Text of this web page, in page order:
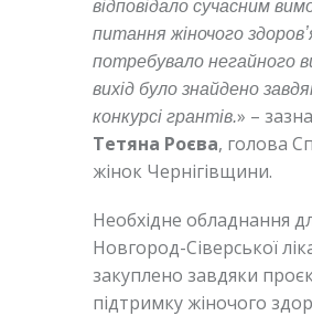
відповідало сучасним
питання жіночого
потребувало негайного
вихід було знайдено
конкурсі грантів.» –
Тетяна Роєва, голова
жінок Чернігівщини.
Необхідне обладнання
Новгород-Сіверської
закуплено завдяки
підтримку жіночого